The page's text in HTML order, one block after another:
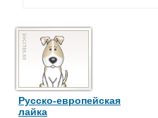
Русско-европейская
лайка